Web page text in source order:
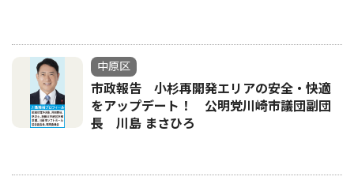
中原区
市政報告 小杉再開発エリアの安全・快適
をアップデート！ 公明党川崎市議団副団
長 川島 まさひろ